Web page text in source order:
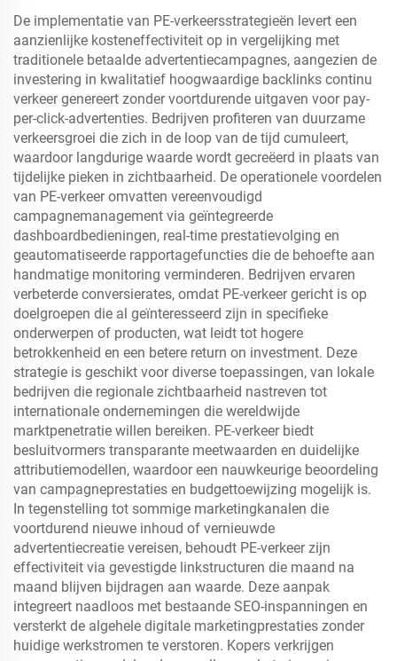
De implementatie van PE-verkeersstrategieën levert een
aanzienlijke kosteneffectiviteit op in vergelijking met
traditionele betaalde advertentiecampagnes, aangezien de
investering in kwalitatief hoogwaardige backlinks continu
verkeer genereert zonder voortdurende uitgaven voor pay-
per-click-advertenties. Bedrijven profiteren van duurzame
verkeersgroei die zich in de loop van de tijd cumuleert,
waardoor langdurige waarde wordt gecreëerd in plaats van
tijdelijke pieken in zichtbaarheid. De operationele voordelen
van PE-verkeer omvatten vereenvoudigd
campagnemanagement via geïntegreerde
dashboardbedieningen, real-time prestatievolging en
geautomatiseerde rapportagefuncties die de behoefte aan
handmatige monitoring verminderen. Bedrijven ervaren
verbeterde conversierates, omdat PE-verkeer gericht is op
doelgroepen die al geïnteresseerd zijn in specifieke
onderwerpen of producten, wat leidt tot hogere
betrokkenheid en een betere return on investment. Deze
strategie is geschikt voor diverse toepassingen, van lokale
bedrijven die regionale zichtbaarheid nastreven tot
internationale ondernemingen die wereldwijde
marktpenetratie willen bereiken. PE-verkeer biedt
besluitvormers transparante meetwaarden en duidelijke
attributiemodellen, waardoor een nauwkeurige beoordeling
van campagneprestaties en budgettoewijzing mogelijk is.
In tegenstelling tot sommige marketingkanalen die
voortdurend nieuwe inhoud of vernieuwde
advertentiecreatie vereisen, behoudt PE-verkeer zijn
effectiviteit via gevestigde linkstructuren die maand na
maand blijven bijdragen aan waarde. Deze aanpak
integreert naadloos met bestaande SEO-inspanningen en
versterkt de algehele digitale marketingprestaties zonder
huidige werkstromen te verstoren. Kopers verkrijgen